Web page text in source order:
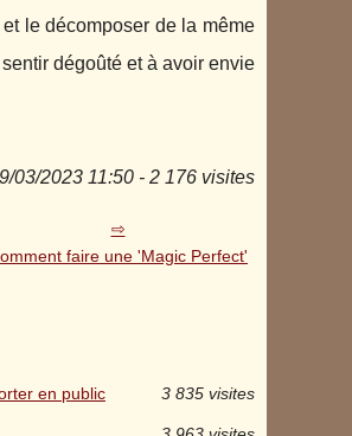
le décomposer de la même
dégoûté et à avoir envie
03/2023 11:50 - 2 176 visites
faire une 'Magic Perfect'
en public 3 835 visites